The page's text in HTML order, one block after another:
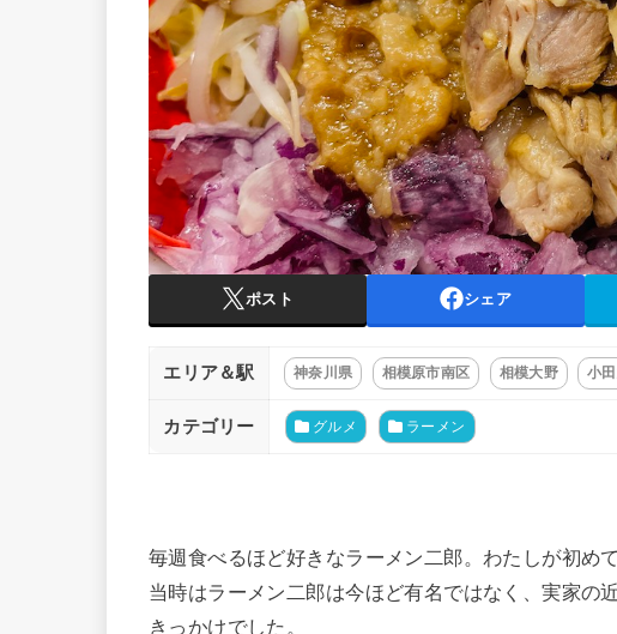
ポスト シェア
エリア＆駅 神奈川県 相模原市南区 相模大野 小
カテゴリー グルメ ラーメン
毎週食べるほど好きなラーメン二郎。わたしが初め
当時はラーメン二郎は今ほど有名ではなく、実家の
きっかけでした。